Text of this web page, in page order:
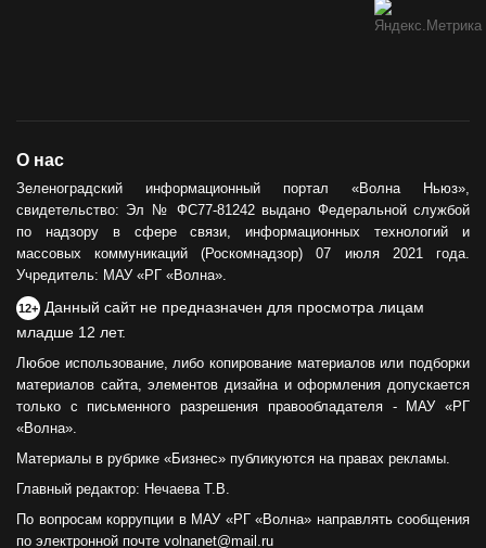
О нас
Зеленоградский информационный портал «Волна Ньюз»,
свидетельство: Эл № ФС77-81242 выдано Федеральной службой
по надзору в сфере связи, информационных технологий и
массовых коммуникаций (Роскомнадзор) 07 июля 2021 года.
Учредитель: МАУ «РГ «Волна».
12+ Данный сайт не предназначен для просмотра лицам
младше 12 лет.
Любое использование, либо копирование материалов или подборки
материалов сайта, элементов дизайна и оформления допускается
только с письменного разрешения правообладателя - МАУ «РГ
«Волна».
Материалы в рубрике «Бизнес» публикуются на правах рекламы.
Главный редактор: Нечаева Т.В.
По вопросам коррупции в МАУ «РГ «Волна» направлять сообщения
по электронной почте volnanet@mail.ru